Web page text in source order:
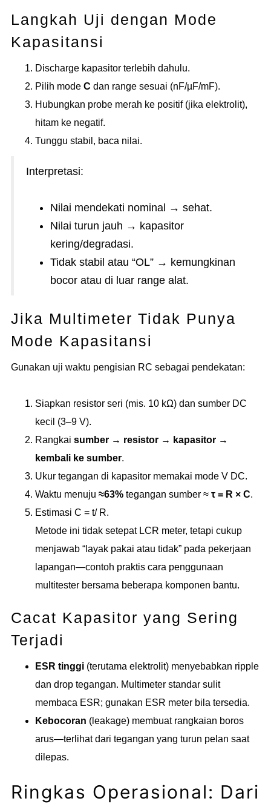
Langkah Uji dengan Mode
Kapasitansi
Discharge kapasitor terlebih dahulu.
Pilih mode C dan range sesuai (nF/µF/mF).
Hubungkan probe merah ke positif (jika elektrolit),
hitam ke negatif.
Tunggu stabil, baca nilai.
Interpretasi:
Nilai mendekati nominal → sehat.
Nilai turun jauh → kapasitor
kering/degradasi.
Tidak stabil atau “OL” → kemungkinan
bocor atau di luar range alat.
Jika Multimeter Tidak Punya
Mode Kapasitansi
Gunakan uji waktu pengisian RC sebagai pendekatan:
Siapkan resistor seri (mis. 10 kΩ) dan sumber DC
kecil (3–9 V).
Rangkai sumber → resistor → kapasitor →
kembali ke sumber.
Ukur tegangan di kapasitor memakai mode V DC.
Waktu menuju ≈63% tegangan sumber ≈ τ = R × C.
Estimasi C = t/ R.
Metode ini tidak setepat LCR meter, tetapi cukup
menjawab “layak pakai atau tidak” pada pekerjaan
lapangan—contoh praktis cara penggunaan
multitester bersama beberapa komponen bantu.
Cacat Kapasitor yang Sering
Terjadi
ESR tinggi (terutama elektrolit) menyebabkan ripple
dan drop tegangan. Multimeter standar sulit
membaca ESR; gunakan ESR meter bila tersedia.
Kebocoran (leakage) membuat rangkaian boros
arus—terlihat dari tegangan yang turun pelan saat
dilepas.
Ringkas Operasional: Dari